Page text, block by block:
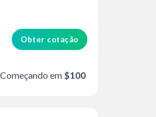
Obter cotação
Começando em $100